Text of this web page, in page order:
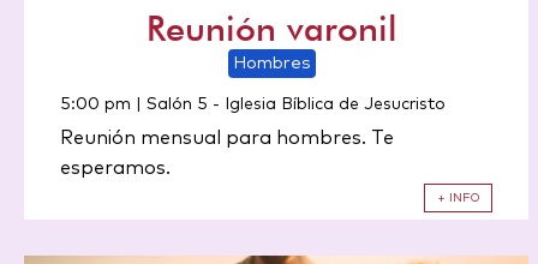
Reunión varonil
Hombres
5:00 pm | Salón 5 - Iglesia Bíblica de Jesucristo
Reunión mensual para hombres. Te
esperamos.
+ INFO